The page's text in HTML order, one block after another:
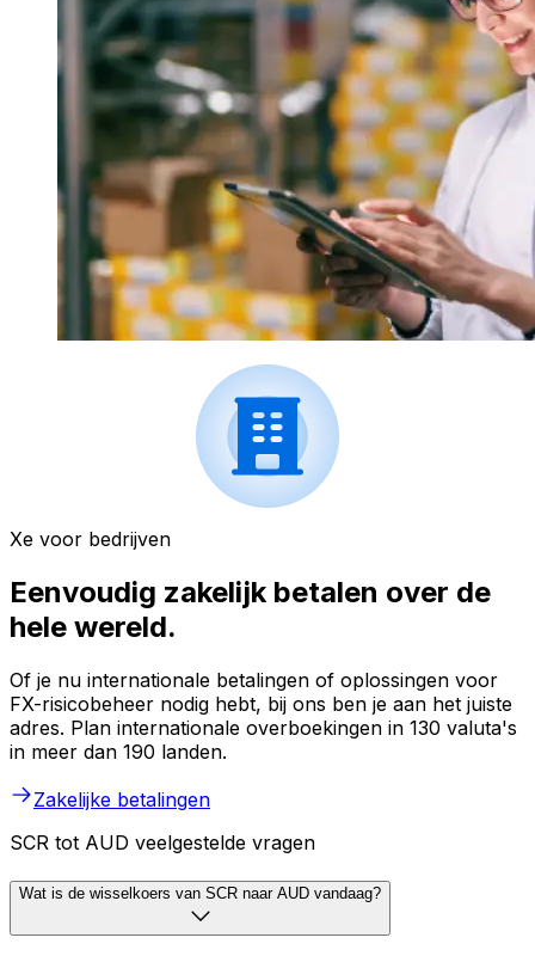
Xe voor bedrijven
Eenvoudig zakelijk betalen over de
hele wereld.
Of je nu internationale betalingen of oplossingen voor
FX-risicobeheer nodig hebt, bij ons ben je aan het juiste
adres. Plan internationale overboekingen in 130 valuta's
in meer dan 190 landen.
Zakelijke betalingen
SCR tot AUD veelgestelde vragen
Wat is de wisselkoers van SCR naar AUD vandaag?